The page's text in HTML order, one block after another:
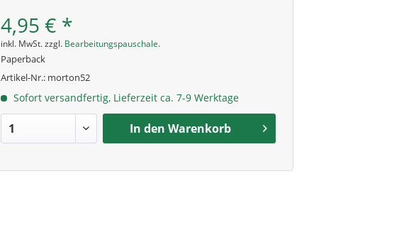
4,95 € *
inkl. MwSt. zzgl. Bearbeitungspauschale.
Paperback
Artikel-Nr.: morton52
Sofort versandfertig, Lieferzeit ca. 7-9 Werktage
In den Warenkorb